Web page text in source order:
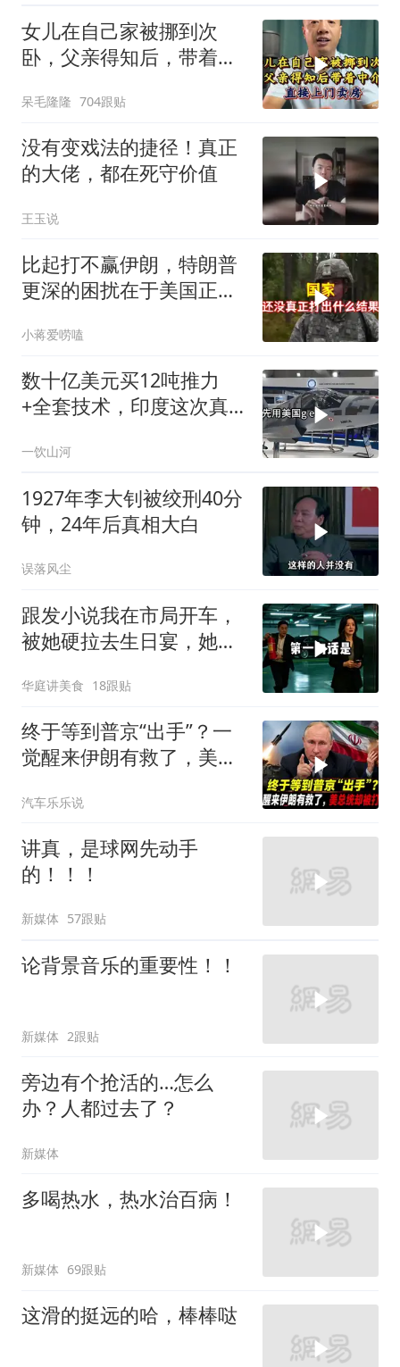
女儿在自己家被挪到次
卧，父亲得知后，带着中
呆毛隆隆 704跟贴
没有变戏法的捷径！真正
的大佬，都在死守价值
王玉说
比起打不赢伊朗，特朗普
更深的困扰在于美国正重
小蒋爱唠嗑
数十亿美元买12吨推力
+全套技术，印度这次真
一饮山河
1927年李大钊被绞刑40分
钟，24年后真相大白
误落风尘
跟发小说我在市局开车，
被她硬拉去生日宴，她那
当场变了脸色
华庭讲美食 18跟贴
终于等到普京“出手”？一
觉醒来伊朗有救了，美总
汽车乐乐说
讲真，是球网先动手
的！！！
新媒体 57跟贴
论背景音乐的重要性！！
新媒体 2跟贴
旁边有个抢活的…怎么
办？人都过去了？
新媒体
多喝热水，热水治百病！
新媒体 69跟贴
这滑的挺远的哈，棒棒哒